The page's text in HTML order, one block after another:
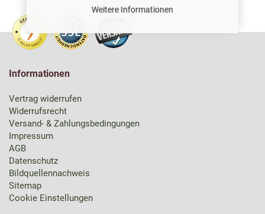
Weitere Informationen
Informationen
Vertrag widerrufen
Widerrufsrecht
Versand- & Zahlungsbedingungen
Impressum
AGB
Datenschutz
Bildquellennachweis
Sitemap
Cookie Einstellungen